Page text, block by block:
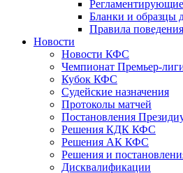
Бланки и образцы
Правила
Новости
Новости КФС
Чемпионат Премьер-
Кубок КФС
Судейские назначения
Протоколы матчей
Постановления
Решения КДК КФС
Решения АК КФС
Решения и
Дисквалификации